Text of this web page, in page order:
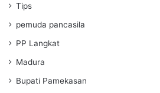
Tips
pemuda pancasila
PP Langkat
Madura
Bupati Pamekasan